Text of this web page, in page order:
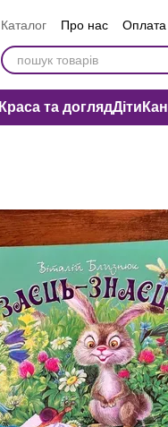
Каталог Про нас Оплата
Вакансії компанії
Краса та доглядДіти